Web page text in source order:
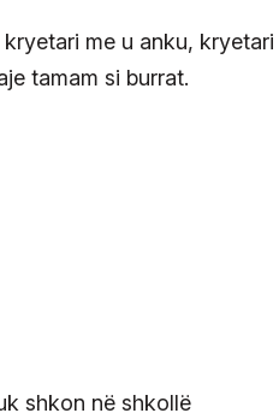
me u anku,
tamam si burrat.
shkon në shkollë